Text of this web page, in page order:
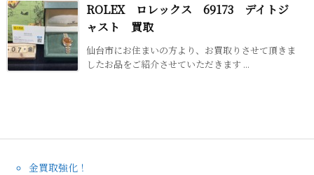
ROLEX ロレックス 69173 デイトジ
ャスト 買取
仙台市にお住まいの方より、お買取りさせて頂きま
したお品をご紹介させていただきます ...
金買取強化！